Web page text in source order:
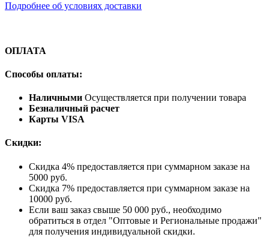
Подробнее об условиях доставки
ОПЛАТА
Способы оплаты:
Наличными Осуществляется при получении товара
Безналичный расчет
Карты VISA
Скидки:
Скидка 4% предоставляется при суммарном заказе на
5000 руб.
Скидка 7% предоставляется при суммарном заказе на
10000 руб.
Если ваш заказ свыше 50 000 руб., необходимо
обратиться в отдел "Оптовые и Региональные продажи"
для получения индивидуальной скидки.